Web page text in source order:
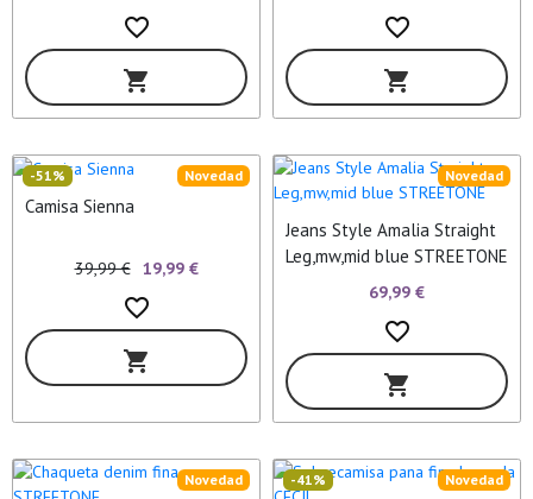
favorite_border
shopping_cart
favorite_border
shopping_cart
Camisa Sienna
Novedad
-51%
39,99 € 19,99 €
favorite_border
shopping_cart
Jeans Style Amalia Straight
Leg,mw,mid blue STREETONE
Novedad
69,99 €
favorite_border
shopping_cart
Novedad Novedad
-41%